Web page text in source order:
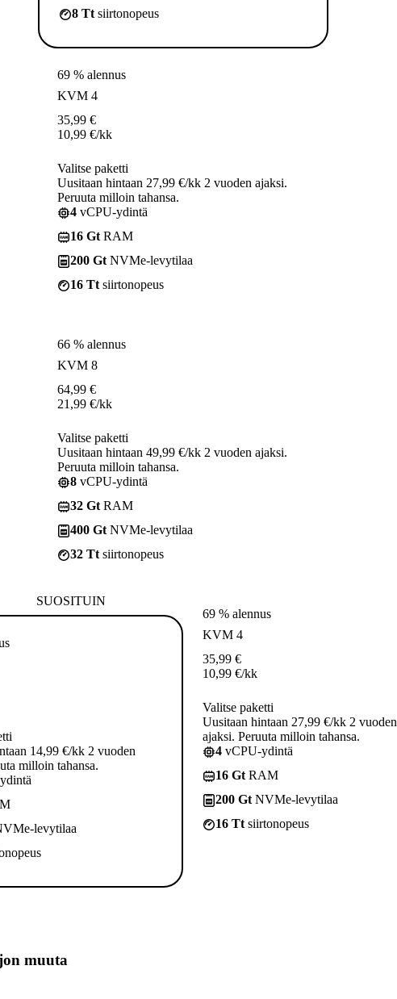
8 Tt siirtonopeus
69 % alennus
KVM 4
35,99 €
10,99 €/kk
Valitse paketti
Uusitaan hintaan 27,99 €/kk 2 vuoden ajaksi.
Peruuta milloin tahansa.
4 vCPU-ydintä
16 Gt RAM
200 Gt NVMe-levytilaa
16 Tt siirtonopeus
66 % alennus
KVM 8
64,99 €
21,99 €/kk
Valitse paketti
Uusitaan hintaan 49,99 €/kk 2 vuoden ajaksi.
Peruuta milloin tahansa.
8 vCPU-ydintä
32 Gt RAM
400 Gt NVMe-levytilaa
32 Tt siirtonopeus
SUOSITUIN
14,99 €/kk 2 vuoden
milloin tahansa.
levytilaa
69 % alennus
KVM 4
35,99 €
10,99 €/kk
Valitse paketti
Uusitaan hintaan 27,99 €/kk 2 vuoden
ajaksi. Peruuta milloin tahansa.
4 vCPU-ydintä
16 Gt RAM
200 Gt NVMe-levytilaa
16 Tt siirtonopeus
muuta